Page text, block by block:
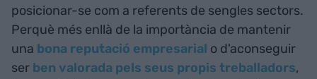
posicionar-se com a referents de sengles sectors.
Perquè més enllà de la importància de mantenir
una bona reputació empresarial o d'aconseguir
ser ben valorada pels seus propis treballadors,